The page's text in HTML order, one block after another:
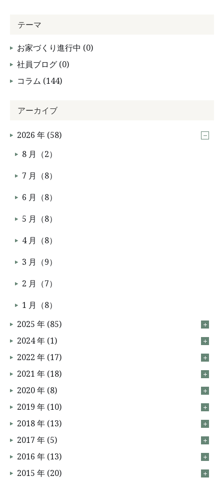
テーマ
お家づくり進行中 (0)
社員ブログ (0)
コラム (144)
アーカイブ
2026 年 (58)
8 月（2）
7 月（8）
6 月（8）
5 月（8）
4 月（8）
3 月（9）
2 月（7）
1 月（8）
2025 年 (85)
2024 年 (1)
2022 年 (17)
2021 年 (18)
2020 年 (8)
2019 年 (10)
2018 年 (13)
2017 年 (5)
2016 年 (13)
2015 年 (20)